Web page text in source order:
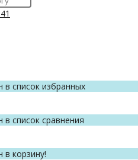
в список избранных
список сравнения
в корзину!